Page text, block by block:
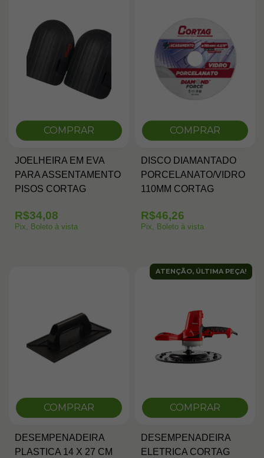
COMPRAR
JOELHEIRA EM EVA
PARA ASSENTAMENTO
PISOS CORTAG
R$34,08
Pix, Boleto à vista
COMPRAR
DISCO DIAMANTADO
PORCELANATO/VIDRO
110MM CORTAG
R$46,26
Pix, Boleto à vista
COMPRAR
DESEMPENADEIRA
PLASTICA 14 X 27 CM
ATENÇÃO, ÚLTIMA PEÇA!
COMPRAR
DESEMPENADEIRA
ELETRICA CORTAG